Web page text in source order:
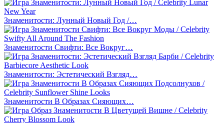
Знаменитости: Лунный Новый Год /…
Знаменитости Свифти: Все Вокруг…
Знаменитости: Эстетический Взгляд…
Знаменитости В Образах Сияющих…